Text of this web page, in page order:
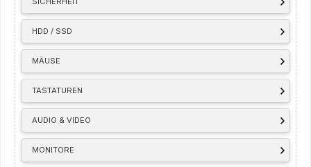
HDD / SSD
MÄUSE
TASTATUREN
AUDIO & VIDEO
MONITORE